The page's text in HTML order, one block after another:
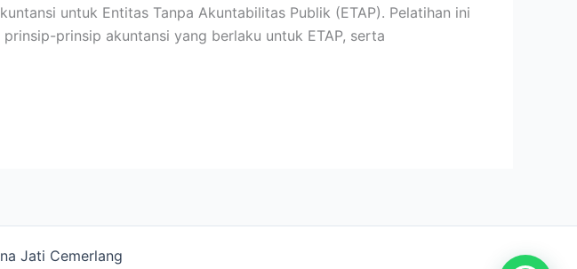
untuk Entitas Tanpa Akuntabilitas Publik (ETAP). Pelatihan ini
prinsip akuntansi yang berlaku untuk ETAP, serta
Jati Cemerlang